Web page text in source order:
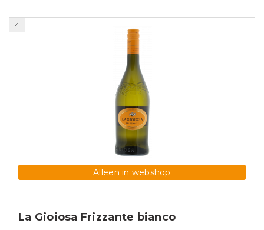
4
Alleen in webshop
La Gioiosa Frizzante bianco